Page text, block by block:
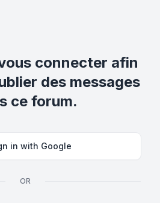
connecter afin
des messages
ce forum.
in with Google
OR